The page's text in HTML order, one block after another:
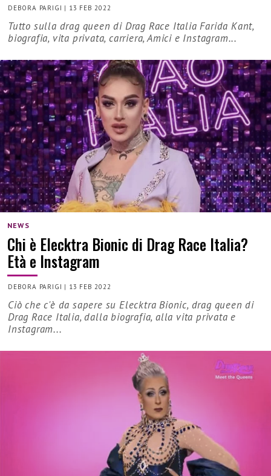
DEBORA PARIGI | 13 FEB 2022
Tutto sulla drag queen di Drag Race Italia Farida Kant,
biografia, vita privata, carriera, Amici e Instagram...
NEWS
Chi è Elecktra Bionic di Drag Race Italia?
Età e Instagram
DEBORA PARIGI | 13 FEB 2022
Ciò che c'è da sapere su Elecktra Bionic, drag queen di
Drag Race Italia, dalla biografia, alla vita privata e
Instagram...